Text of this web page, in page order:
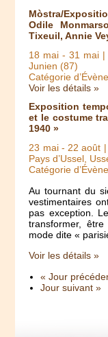
Mòstra/
Odile
Tixeuil, Annie
18 mai -31 mai |
Junien (87)
Catégorie
Voir les détails »
Exposition
et le costume
1940 »
23 mai-22 août
Pays d’Ussel,
Catégorie
Au tournant du
vestimentaires
pas exception.
transformer,
mode dite «
Voir les détails »
« Jour
Jour suivant »